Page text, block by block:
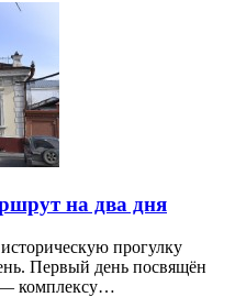
на два дня
прогулку
Первый день посвящён
— комплексу…